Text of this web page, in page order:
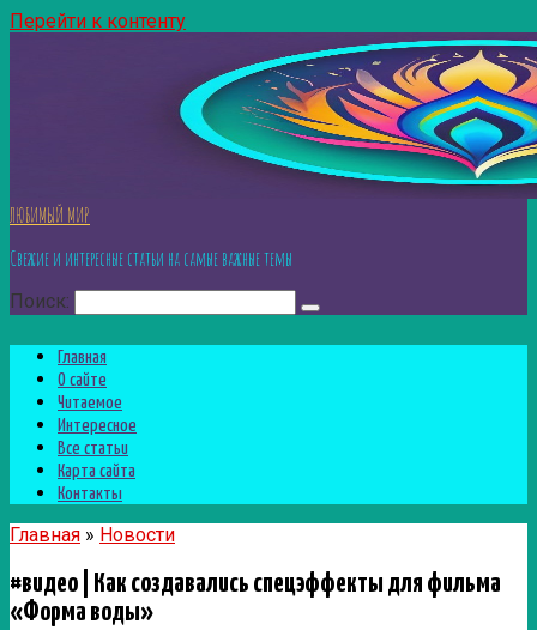
Перейти к контенту
ЛЮБИМЫЙ МИР
Свежие и интересные статьи на самые важные темы
Поиск:
Главная
О сайте
Читаемое
Интересное
Все статьи
Карта сайта
Контакты
Главная » Новости
#видео | Как создавались спецэффекты для фильма
«Форма воды»